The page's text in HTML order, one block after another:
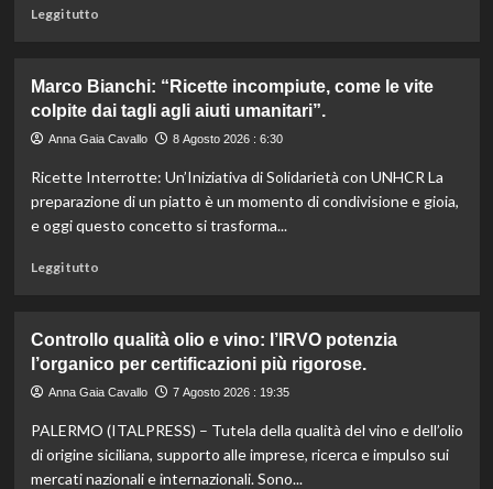
Leggi tuttoLeggi
Emilia-
Romagna
investe
milioni
per
valorizzare
Marco Bianchi: “Ricette incompiute, come le vite
colpite dai tagli agli aiuti umanitari”.
Anna Gaia Cavallo 8 Agosto 2026 : 6:30
Ricette Interrotte: Un’Iniziativa di Solidarietà con UNHCR La
preparazione di un piatto è un momento di condivisione e gioia,
e oggi questo concetto si trasforma...
Leggi tuttoLeggi
Marco
Bianchi:
“Ricette
come
le
vite
Controllo qualità olio e vino: l’IRVO potenzia
l’organico per certificazioni più rigorose.
Anna Gaia Cavallo 7 Agosto 2026 : 19:35
PALERMO (ITALPRESS) – Tutela della qualità del vino e dell’olio
di origine siciliana, supporto alle imprese, ricerca e impulso sui
mercati nazionali e internazionali. Sono...